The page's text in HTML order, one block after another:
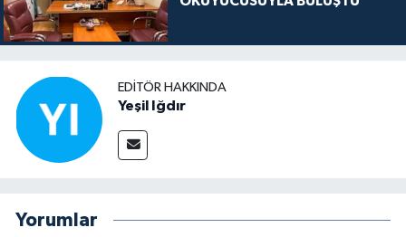
EDITÖR HAKKINDA
Yeşil Iğdır
Yorumlar